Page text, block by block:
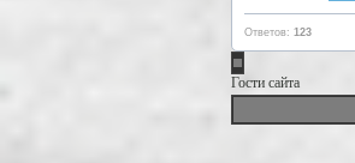
Ответов: 123
Гости сайта